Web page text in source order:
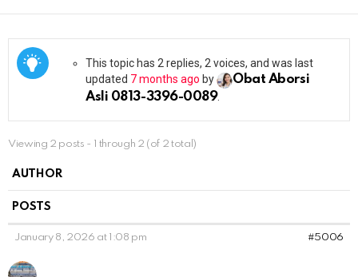
This topic has 2 replies, 2 voices, and was last
updated 7 months ago by
Obat Aborsi
Asli 0813-3396-0089.
Viewing 2 posts - 1 through 2 (of 2 total)
AUTHOR
POSTS
January 8, 2026 at 1:08 pm #5006